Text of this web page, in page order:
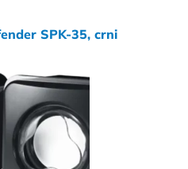
SPK-35, crni